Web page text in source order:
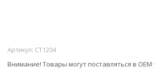
Артикул: CT1204
Внимание! Товары могут поставляться в ОЕМ